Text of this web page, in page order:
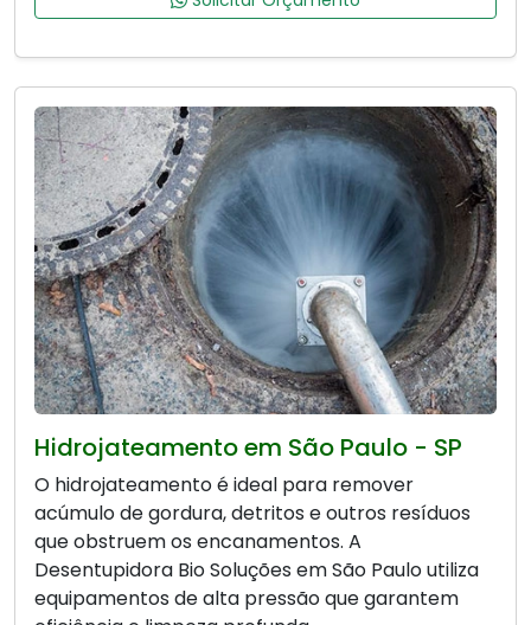
Hidrojateamento em São Paulo - SP
O hidrojateamento é ideal para remover
acúmulo de gordura, detritos e outros resíduos
que obstruem os encanamentos. A
Desentupidora Bio Soluções em São Paulo utiliza
equipamentos de alta pressão que garantem